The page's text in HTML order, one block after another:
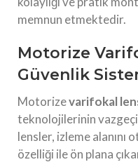
memnun etmektedir.
Motorize
Güvenlik
Motorizevarifokal
teknolojilerinin
lensler, izleme
özelliği ile ön plana